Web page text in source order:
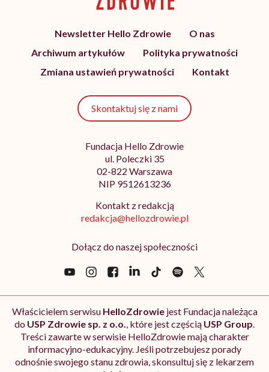
Newsletter Hello Zdrowie
O nas
Archiwum artykułów
Polityka prywatności
Zmiana ustawień prywatności
Kontakt
Skontaktuj się z nami
Fundacja Hello Zdrowie
ul. Poleczki 35
02-822 Warszawa
NIP 9512613236
Kontakt z redakcją
redakcja@hellozdrowie.pl
Dołącz do naszej społeczności
Właścicielem serwisu HelloZdrowiejest Fundacja należąca
do USP Zdrowie sp. z o.o., które jest częścią USP Group.
Treści zawarte w serwisie HelloZdrowie mają charakter
informacyjno-edukacyjny. Jeśli potrzebujesz porady
odnośnie swojego stanu zdrowia, skonsultuj się z lekarzem